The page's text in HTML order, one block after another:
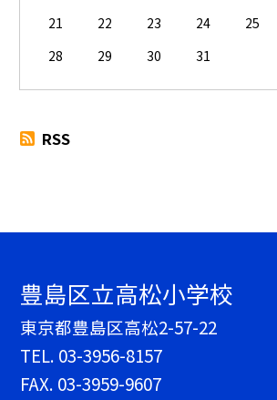
21
22 23 24 25
28
29 30 31
RSS
豊島区立高松小学校
東京都豊島区高松2-57-22
TEL. 03-3956-8157
FAX. 03-3959-9607